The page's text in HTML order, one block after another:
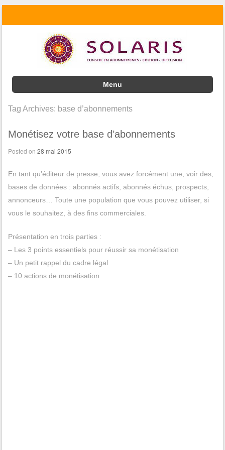
Menu
Tag Archives: base d’abonnements
Monétisez votre base d’abonnements
Posted on 28 mai 2015
En tant qu’éditeur de presse, vous avez forcément une, voir des,
bases de données : abonnés actifs, abonnés échus, prospects,
annonceurs… Toute une population que vous pouvez utiliser, si
vous le souhaitez, à des fins commerciales.
Présentation en trois parties :
– Les 3 points essentiels pour réussir sa monétisation
– Un petit rappel du cadre légal
– 10 actions de monétisation